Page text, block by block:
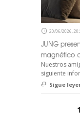
20/06/2026,
JUNG
magnético
Nuestros
siguiente
Sigue